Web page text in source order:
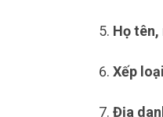
Họ
Xếp
Địa